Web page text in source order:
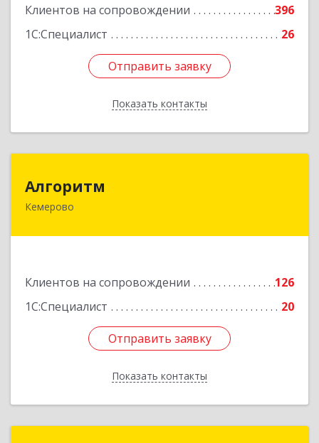
Клиентов на сопровождении
396
1С:Специалист
26
Отправить заявку
Показать контакты
Подробнее
Отправить заявку
Назад
Алгоритм
Кемерово
Клиентов на сопровождении
126
1С:Специалист
20
Отправить заявку
Показать контакты
Отправить заявку
Назад